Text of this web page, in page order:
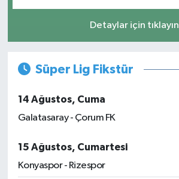
Detaylar için tıklayın
Süper Lig Fikstür
14 Ağustos, Cuma
Galatasaray - Çorum FK
15 Ağustos, Cumartesi
Konyaspor - Rizespor